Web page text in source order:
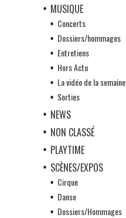
MUSIQUE
Concerts
Dossiers/hommages
Entretiens
Hors Actu
La vidéo de la semaine
Sorties
NEWS
NON CLASSÉ
PLAYTIME
SCÈNES/EXPOS
Cirque
Danse
Dossiers/Hommages